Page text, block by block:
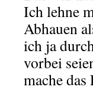
Ich lehne
Abhauen
ich ja
vorbei
mache